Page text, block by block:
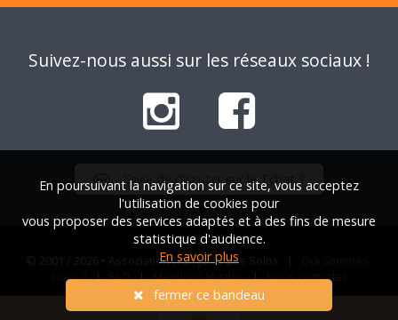
Suivez-nous aussi sur les réseaux sociaux !
Envie de discuter sur le Tchat ?
© 2001 / 2026 • Association Française des Solos | Qui sommes-
nous ?|FAQ|Mentions légales|Nous contacter
En poursuivant la navigation sur ce site, vous acceptez
l'utilisation de cookies pour
vous proposer des services adaptés et à des fins de mesure
statistique d'audience.
En savoir plus
fermer ce bandeau